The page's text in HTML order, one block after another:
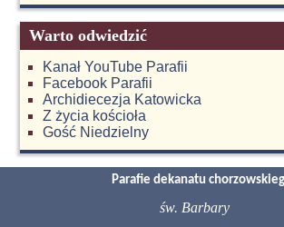
Warto odwiedzić
Kanał YouTube Parafii
Facebook Parafii
Archidiecezja Katowicka
Z życia kościoła
Gość Niedzielny
Parafie dekanatu
św. Barbary